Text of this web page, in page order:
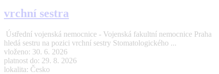
vrchní sestra
Ústřední vojenská nemocnice - Vojenská fakultní nemocnice Praha
hledá sestru na pozici vrchní sestry Stomatologického ...
vloženo: 30. 6. 2026
platnost do: 29. 8. 2026
lokalita: Česko